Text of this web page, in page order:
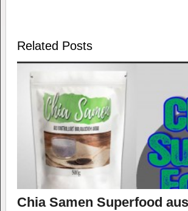
Related Posts
Chia Samen Superfood